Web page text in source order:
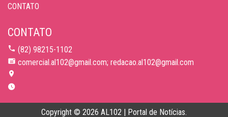
CONTATO
CONTATO
(82) 98215-1102
comercial.al102@gmail.com; redacao.al102@gmail.com
Copyright © 2026 AL102 | Portal de Notícias.